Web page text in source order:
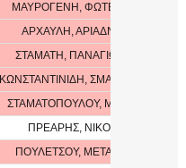
ΜΑΥΡΟΓΕΝΗ, ΦΩΤΕΙΝΗ
ΑΡΧΑΥΛΗ, ΑΡΙΑΔΝΗ
ΣΤΑΜΑΤΗ, ΠΑΝΑΓΙΩΤΑ
ΚΩΝΣΤΑΝΤΙΝΙΔΗ, ΣΜΑΡΑΓΔΑ
ΣΤΑΜΑΤΟΠΟΥΛΟΥ, ΜΑΡΙΑ
ΠΡΕΑΡΗΣ, ΝΙΚΟΣ
ΠΟΥΛΕΤΣΟΥ, ΜΕΤΑΞΙΑ